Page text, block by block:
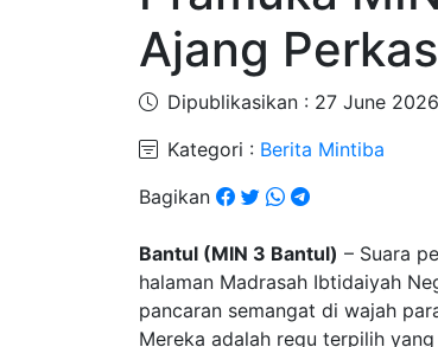
Ajang
Dipublikasikan : 27 June 2026
Kategori : Berita Mintiba
Bagikan
Bantul (MIN 3 Bantul) – Suara
halaman Madrasah Ibtidaiyah
pancaran semangat di wajah
Mereka adalah regu terpilih